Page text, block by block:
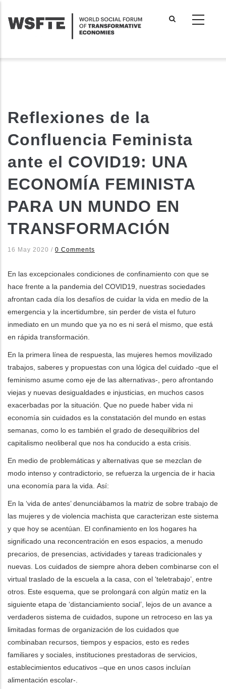
main
actions
Reflexiones de la
Confluencia Feminista
ante el COVID19: UNA
ECONOMÍA FEMINISTA
PARA UN MUNDO EN
TRANSFORMACIÓN
16 May 2020 / 0 Comments
En las excepcionales condiciones de confinamiento con que se
hace frente a la pandemia del COVID19, nuestras sociedades
afrontan cada día los desafíos de cuidar la vida en medio de la
emergencia y la incertidumbre, sin perder de vista el futuro
inmediato en un mundo que ya no es ni será el mismo, que está
en rápida transformación.
En la primera línea de respuesta, las mujeres hemos movilizado
trabajos, saberes y propuestas con una lógica del cuidado -que el
feminismo asume como eje de las alternativas-, pero afrontando
viejas y nuevas desigualdades e injusticias, en muchos casos
exacerbadas por la situación. Que no puede haber vida ni
economía sin cuidados es la constatación del mundo en estas
semanas, como lo es también el grado de desequilibrios del
capitalismo neoliberal que nos ha conducido a esta crisis.
En medio de problemáticas y alternativas que se mezclan de
modo intenso y contradictorio, se refuerza la urgencia de ir hacia
una economía para la vida. Así:
En la ‘vida de antes’ denunciábamos la matriz de sobre trabajo de
las mujeres y de violencia machista que caracterizan este sistema
y que hoy se acentúan. El confinamiento en los hogares ha
significado una reconcentración en esos espacios, a menudo
precarios, de presencias, actividades y tareas tradicionales y
nuevas. Los cuidados de siempre ahora deben combinarse con el
virtual traslado de la escuela a la casa, con el ‘teletrabajo’, entre
otros. Este esquema, que se prolongará con algún matiz en la
siguiente etapa de ‘distanciamiento social’, lejos de un avance a
verdaderos sistema de cuidados, supone un retroceso en las ya
limitadas formas de organización de los cuidados que
combinaban recursos, tiempos y espacios, esto es redes
familiares y sociales, instituciones prestadoras de servicios,
establecimientos educativos –que en unos casos incluían
alimentación escolar-.